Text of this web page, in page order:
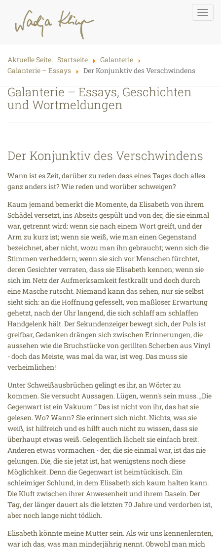
Aktuelle Seite: Startseite
Galanterie
Galanterie – Essays
Der Konjunktiv des Verschwindens
Galanterie – Essays, Geschichten
und Wortmeldungen
Der Konjunktiv des Verschwindens
Wann ist es Zeit, darüber zu reden dass eines Tages doch alles
ganz anders ist? Wie reden und worüber schweigen?
Kaum jemand bemerkt die Momente, da Elisabeth von ihrem
Schädel versetzt, ins Abseits gespült und von der, die sie einmal
war, getrennt wird: wenn sie nach einem Wort greift, und der
Arm zu kurz ist; wenn sie weiß, wie man einen Gegenstand
bezeichnet, aber nicht, wozu man ihn gebraucht; wenn sich die
Stimmen verheddern; wenn sie sich vor Menschen fürchtet,
deren Gesichter verraten, dass sie Elisabeth kennen; wenn sie
sich im Netz der Aufmerksamkeit festkrallt und doch durch
eine Masche rutscht. Niemand kann das sehen, nur sie selbst
sieht sich: an die Hoffnung gefesselt, von maßloser Erwartung
gehetzt, nach der Uhr langend, die sich schlaff am schlaffen
Handgelenk hält. Der Sekundenzeiger bewegt sich, der Puls ist
greifbar, Gedanken drängen sich zwischen Erinnerungen, die
aussehen wie die Bruchstücke von gerillten Scherben aus Vinyl
- doch das Meiste, was mal da war, ist weg. Das muss sie
verheimlichen!
Unter Schweißausbrüchen gelingt es ihr, an Wörter zu
kommen. Sie versucht Aussagen. Lügen, wenn's sein muss. „Die
Gegenwart ist ein Vakuum.“ Das ist nicht von ihr, das hat sie
gelesen. Wo? Wann? Sie erinnert sich nicht. Nichts, was sie
weiß, ist hilfreich und es hilft auch nicht zu wissen, dass sie
überhaupt etwas weiß. Gelegentlich lächelt sie einfach breit.
Anderen etwas vormachen - der, die sie einmal war, ist das nie
gelungen. Die, die sie jetzt ist, hat wenigstens noch diese
Möglichkeit. Denn die Gegenwart ist heimtückisch. Ein
schleimiger Schlund, in dem Elisabeth sich kaum halten kann.
Die Kluft zwischen ihrer Anwesenheit und ihrem Dasein. Der
Tag, der länger dauert als die letzten 70 Jahre und verdorben ist,
aber noch lange nicht tödlich.
Elisabeth könnte meine Mutter sein. Als wir uns kennenlernten,
war ich das, was man minderjährig nennt. Obwohl man mich